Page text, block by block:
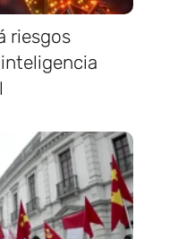
riesgos